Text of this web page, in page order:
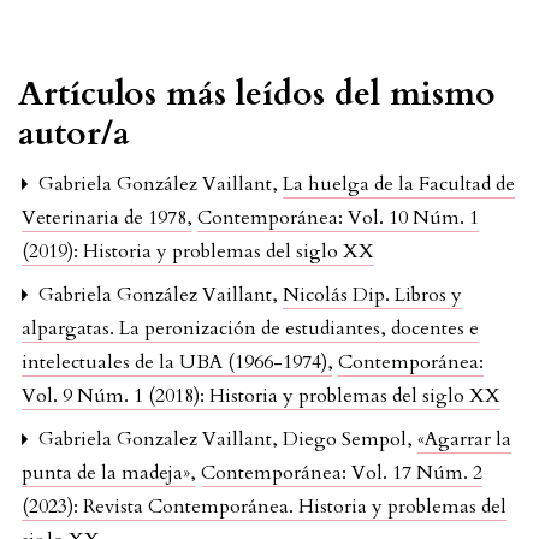
Artículos más leídos del mismo
autor/a
Gabriela González Vaillant, La huelga de la Facultad de
Veterinaria de 1978, Contemporánea: Vol. 10 Núm. 1
(2019): Historia y problemas del siglo XX
Gabriela González Vaillant, Nicolás Dip. Libros y
alpargatas. La peronización de estudiantes, docentes e
intelectuales de la UBA (1966-1974), Contemporánea:
Vol. 9 Núm. 1 (2018): Historia y problemas del siglo XX
Gabriela Gonzalez Vaillant, Diego Sempol, «Agarrar la
punta de la madeja», Contemporánea: Vol. 17 Núm. 2
(2023): Revista Contemporánea. Historia y problemas del